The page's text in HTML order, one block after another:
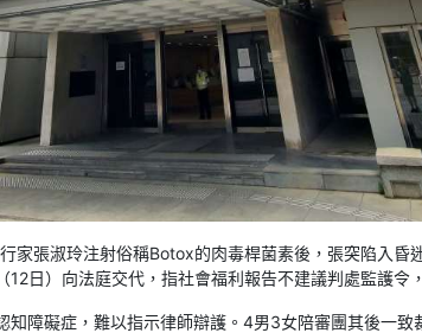
家張淑玲注射俗稱Botox的肉毒桿菌素後，張突陷入
日）向法庭交代，指社會福利報告不建議判處監護令
障礙症，難以指示律師辯護。4男3女陪審團其後一